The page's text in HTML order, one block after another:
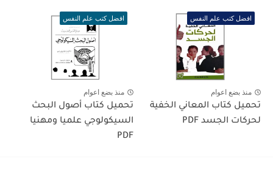
افضل كتب علم النفس
منذ بضع اعوام
تحميل كتاب المعاني الخفية
لحركات الجسد PDF
افضل كتب علم النفس
منذ بضع اعوام
تحميل كتاب أصول البحث
السيكولوجي علميا ومهنيا
PDF